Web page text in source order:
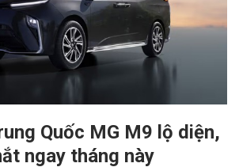
Quốc MG M9 lộ diện,
ngay tháng này